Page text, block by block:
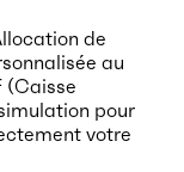
de
au
(Caisse
pour
votre